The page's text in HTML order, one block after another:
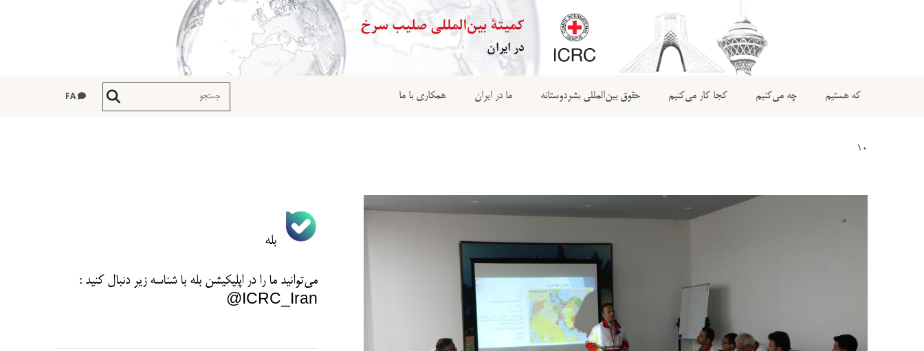
که هستیم چه می‌کنیم کجا کار می‌کنیم حقوق بین‌المللی بشردوستانه ما در ایران همکاری با ما
10
بله
می‌توانید ما را در اپلیکیشن بله با شناسه زیردنبال کنید :
ICRC_Iran@